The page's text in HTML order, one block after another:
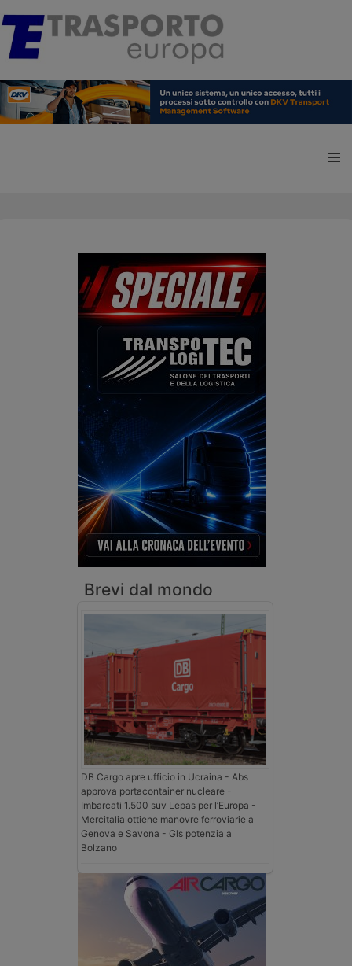
Brevi dal mondo
DB Cargo apre ufficio in Ucraina - Abs
approva portacontainer nucleare -
Imbarcati 1.500 suv Lepas per l’Europa -
Mercitalia ottiene manovre ferroviarie a
Genova e Savona - Gls potenzia a
Bolzano